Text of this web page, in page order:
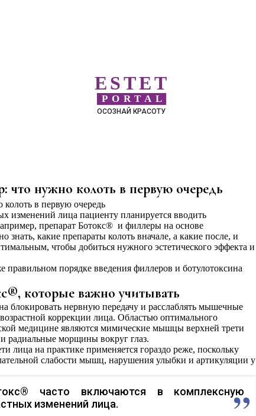
ESTET
PORTAL
ОСОЗНАЙ КРАСОТУ
что нужно колоть в первую очередь
изменений лица пациенту планируется вводить
препарат Ботокс® и филлеры на основе
знать, какие препараты колоть вначале, а какие после, и
чтобы добиться нужного эстетического эффекта и
правильном порядке введения филлеров и ботулотоксина
которые важно учитывать
блокировать нервную передачу и расслаблять мышечные
коррекции лица. Областью оптимального
медицине являются мимические мышцы верхней трети
радиальные морщины вокруг глаз.
лица на практике применяется гораздо реже, поскольку
слабости мышц, нарушения улыбки и артикуляции у
часто включаются в комплексную
изменений лица.